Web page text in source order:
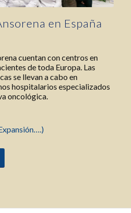
en España
cuentan con centros en
de toda Europa. Las
se llevan a cabo en
hospitalarios especializados
oncológica.